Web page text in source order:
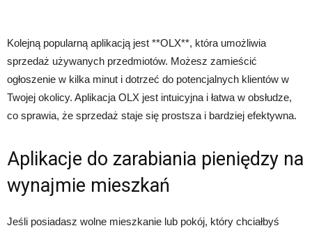
Kolejną popularną aplikacją jest **OLX**, która umożliwia
sprzedaż używanych przedmiotów. Możesz zamieścić
ogłoszenie w kilka minut i dotrzeć do potencjalnych klientów w
Twojej okolicy. Aplikacja OLX jest intuicyjna i łatwa w obsłudze,
co sprawia, że sprzedaż staje się prostsza i bardziej efektywna.
Aplikacje do zarabiania pieniędzy na
wynajmie mieszkań
Jeśli posiadasz wolne mieszkanie lub pokój, który chciałbyś